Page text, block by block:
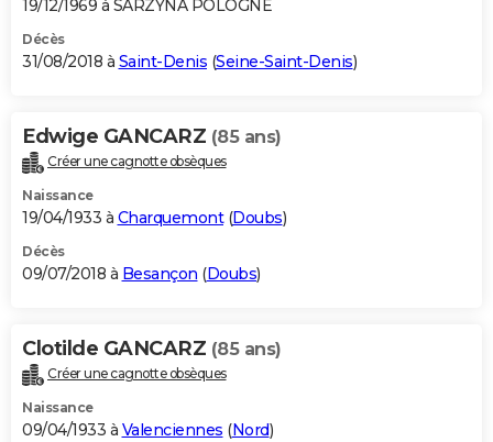
19/12/1969 à SARZYNA POLOGNE
Décès
31/08/2018 à Saint-Denis (Seine-Saint-Denis)
Edwige GANCARZ (85 ans)
Créer une cagnotte obsèques
Naissance
19/04/1933 à Charquemont(Doubs)
Décès
09/07/2018 à Besançon (Doubs)
Clotilde GANCARZ (85 ans)
Créer une cagnotte obsèques
Naissance
09/04/1933 à Valenciennes (Nord)